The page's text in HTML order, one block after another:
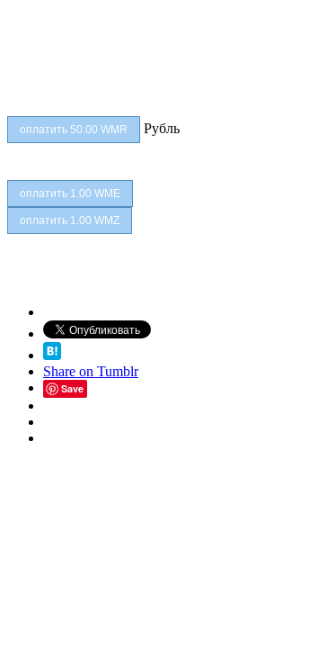
Рубль
Share on Tumblr
Save